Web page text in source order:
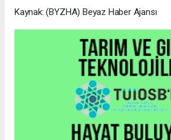
Kaynak: (BYZHA) Beyaz Haber Ajansı